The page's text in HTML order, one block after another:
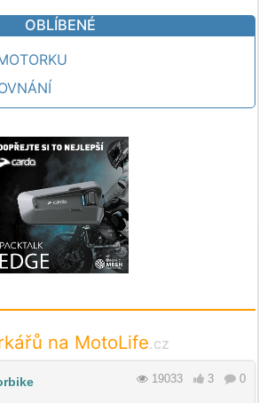
OBLÍBENÉ
na MotoLife.cz
19033 3 0